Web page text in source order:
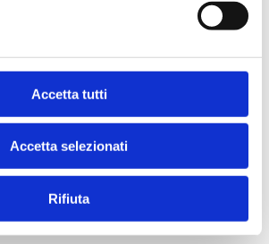
Accetta tutti
Accetta selezionati
Rifiuta
IWS
Stampa